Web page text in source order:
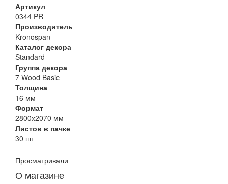
Артикул
0344 PR
Производитель
Kronospan
Каталог декора
Standard
Группа декора
7 Wood Basic
Толщина
16 мм
Формат
2800х2070 мм
Листов в пачке
30 шт
Просматривали
О магазине